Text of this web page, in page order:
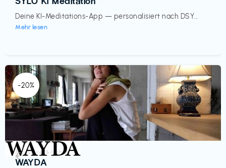
Deine KI-Meditations-App — personalisiert nach DSY...
Mehr lesen
-20%
Accessoires & Fashion
WAYDA
€‎